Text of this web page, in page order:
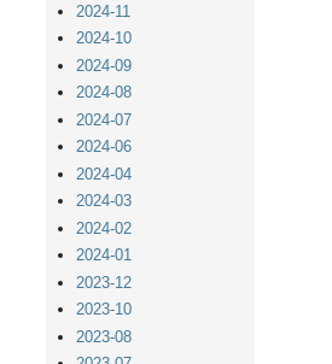
2024-11
2024-10
2024-09
2024-08
2024-07
2024-06
2024-04
2024-03
2024-02
2024-01
2023-12
2023-10
2023-08